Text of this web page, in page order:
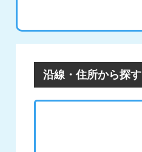
沿線・住所から探す